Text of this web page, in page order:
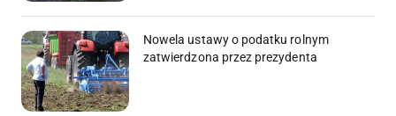
Nowela ustawy o podatku rolnym
zatwierdzona przez prezydenta